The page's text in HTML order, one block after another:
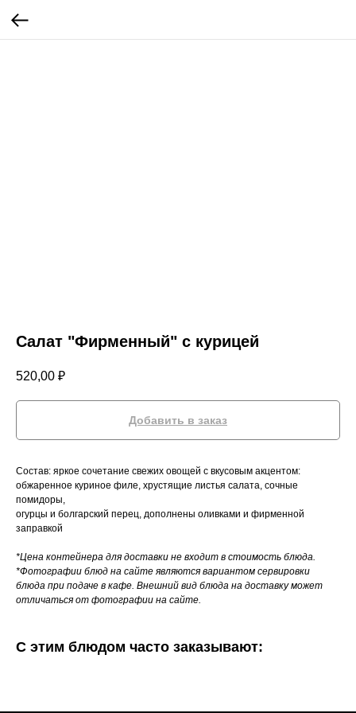
Салат "Фирменный" с курицей
520,00 ₽
Добавить в заказ
Состав: яркое сочетание свежих овощей с вкусовым акцентом:
обжаренное куриное филе, хрустящие листья салата, сочные
помидоры,
огурцы и болгарский перец, дополнены оливками и фирменной
заправкой
*Цена контейнера для доставки не входит в стоимость блюда.
*Фотографии блюд на сайте являются вариантом сервировки
блюда при подаче в кафе. Внешний вид блюда на доставку может
отличаться от фотографии на сайте.
С этим блюдом часто заказывают: